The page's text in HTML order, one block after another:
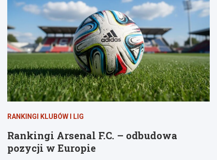
RANKINGI KLUBÓW I LIG
Rankingi Arsenal F.C. – odbudowa
pozycji w Europie